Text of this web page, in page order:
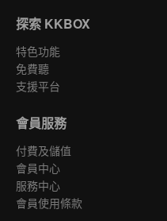
探索 KKBOX
特色功能
免費聽
支援平台
會員服務
付費及儲值
會員中心
服務中心
會員使用條款